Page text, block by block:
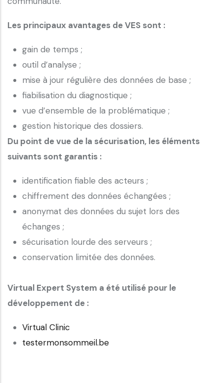
Les principaux avantages de VES sont :
gain de temps ;
outil d’analyse ;
mise à jour régulière des données de base ;
fiabilisation du diagnostique ;
vue d’ensemble de la problématique ;
gestion historique des dossiers.
Du point de vue de la sécurisation, les éléments
suivants sont garantis :
identification fiable des acteurs ;
chiffrement des données échangées ;
anonymat des données du sujet lors des
échanges ;
sécurisation lourde des serveurs ;
conservation limitée des données.
Virtual Expert System a été utilisé pour le
développement de :
Virtual Clinic
testermonsommeil.be